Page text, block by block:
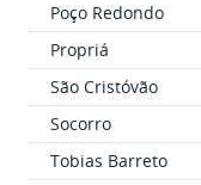
Poço Redondo
Propriá
São Cristóvão
Socorro
Tobias Barreto